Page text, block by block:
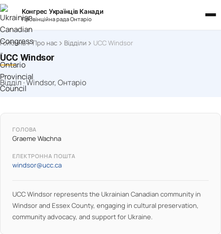
Конгрес Українців Канади
Провінційна рада Онтаріо
Головна Про нас Відділи UCC Windsor
UCC Windsor
Відділ · Windsor, Онтаріо
ГОЛОВА
Graeme Wachna
ЕЛЕКТРОННА ПОШТА
windsor@ucc.ca
UCC Windsor represents the Ukrainian Canadian community in
Windsor and Essex County, engaging in cultural preservation,
community advocacy, and support for Ukraine.